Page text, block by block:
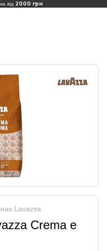
від 2000 грн
Lavazza
Crema e